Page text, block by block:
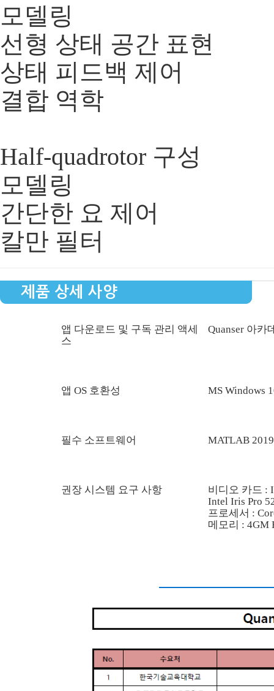
모델링
선형 상태 공간 표현
상태 피드백 제어
결합 역학
​ Half-quadrotor 구성
모델링
간단한 요 제어
칼만 필터
제품 상세 사양
앱 다운로드 및 구독 관리 액세
스
Quanser 아카
앱 OS 호환성 MS Windows
필수 소프트웨어 MATLAB
권장 시스템 요구 사항
비디오 카드 :
Intel Iris Pro
프로세서 :
메모리 : 4GM